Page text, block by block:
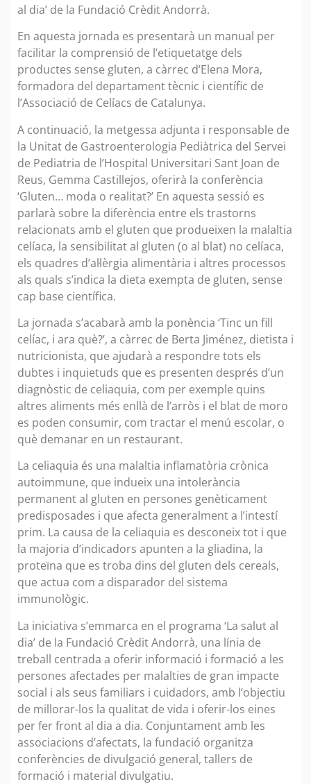
al dia’ de la Fundació Crèdit Andorrà.
En aquesta jornada es presentarà un manual per
facilitar la comprensió de l’etiquetatge dels
productes sense gluten, a càrrec d’Elena Mora,
formadora del departament tècnic i científic de
l’Associació de Celíacs de Catalunya.
A continuació, la metgessa adjunta i responsable de
la Unitat de Gastroenterologia Pediàtrica del Servei
de Pediatria de l’Hospital Universitari Sant Joan de
Reus, Gemma Castillejos, oferirà la conferència
‘Gluten… moda o realitat?’ En aquesta sessió es
parlarà sobre la diferència entre els trastorns
relacionats amb el gluten que produeixen la malaltia
celíaca, la sensibilitat al gluten (o al blat) no celíaca,
els quadres d’al·lèrgia alimentària i altres processos
als quals s’indica la dieta exempta de gluten, sense
cap base científica.
La jornada s’acabarà amb la ponència ‘Tinc un fill
celíac, i ara què?’, a càrrec de Berta Jiménez, dietista i
nutricionista, que ajudarà a respondre tots els
dubtes i inquietuds que es presenten després d’un
diagnòstic de celiaquia, com per exemple quins
altres aliments més enllà de l’arròs i el blat de moro
es poden consumir, com tractar el menú escolar, o
què demanar en un restaurant.
La celiaquia és una malaltia inflamatòria crònica
autoimmune, que indueix una intolerància
permanent al gluten en persones genèticament
predisposades i que afecta generalment a l’intestí
prim. La causa de la celiaquia es desconeix tot i que
la majoria d’indicadors apunten a la gliadina, la
proteïna que es troba dins del gluten dels cereals,
que actua com a disparador del sistema
immunològic.
La iniciativa s’emmarca en el programa ‘La salut al
dia’ de la Fundació Crèdit Andorrà, una línia de
treball centrada a oferir informació i formació a les
persones afectades per malalties de gran impacte
social i als seus familiars i cuidadors, amb l’objectiu
de millorar-los la qualitat de vida i oferir-los eines
per fer front al dia a dia. Conjuntament amb les
associacions d’afectats, la fundació organitza
conferències de divulgació general, tallers de
formació i material divulgatiu.